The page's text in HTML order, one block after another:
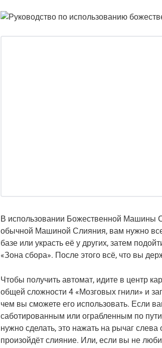
В использовании Божественной Машины
обычной Машиной Слияния, вам нужно
базе или украсть её у других, затем
«Зона сбора». После этого всё, что вы
Чтобы получить автомат, идите в центр
общей сложности 4 «Мозговых гнили» и
чем вы сможете его использовать. Если
саботированным или ограбленным по
нужно сделать, это нажать на рычаг
произойдёт слияние. Или, если вы не